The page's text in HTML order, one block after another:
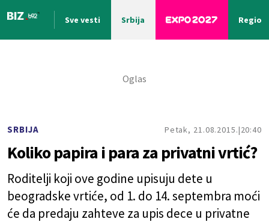
Sve vesti Srbija Region
SRBIJA Petak, 21.08.2015. 20:40
Koliko papira i para za privatni vrtić?
Roditelji koji ove godine upisuju dete u
beogradske vrtiće, od 1. do 14. septembra moći
će da predaju zahteve za upis dece u privatne